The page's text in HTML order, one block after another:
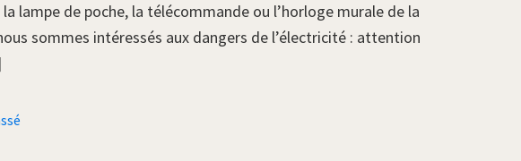
lampe de poche, la télécommande ou l’horloge murale de la
sommes intéressés aux dangers de l’électricité : attention